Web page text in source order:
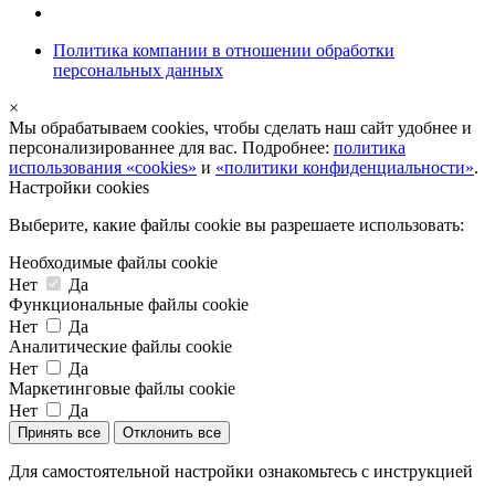
Политика компании в отношении обработки
персональных данных
×
Мы обрабатываем cookies, чтобы сделать наш сайт удобнее и
персонализированнее для вас. Подробнее: политика
использования «cookies» и «политики конфиденциальности».
Настройки cookies
Выберите, какие файлы cookie вы разрешаете использовать:
Необходимые файлы cookie
Нет
Да
Функциональные файлы cookie
Нет
Да
Аналитические файлы cookie
Нет
Да
Маркетинговые файлы cookie
Нет
Да
Принять все Отклонить все
Для самостоятельной настройки ознакомьтесь с инструкцией